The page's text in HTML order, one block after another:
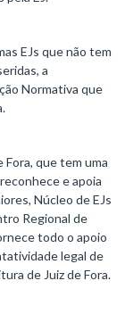
EJs que não tem
a
Normativa que
Fora, que tem uma
e apoia
Núcleo de EJs
Regional de
todo o apoio
legal de
de Juiz de Fora.